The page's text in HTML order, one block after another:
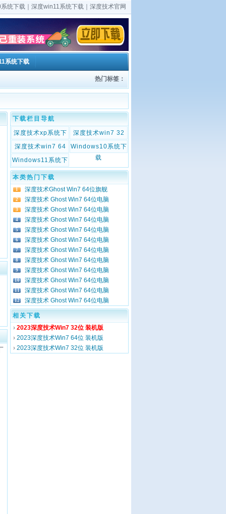
统下载｜深度win11系统下载｜深度技术官网
系统下载
热门标签：
下载栏目导航
深度技术xp系统下
载
深度技术win7 32
系统
深度技术win7 64
系统
Windows10系统下
载
Windows11系统下
载
本类热门下载
1 深度技术Ghost Win7 64位旗舰
2 深度技术 Ghost Win7 64位电脑
3 深度技术 Ghost Win7 64位电脑
4 深度技术 Ghost Win7 64位电脑
5 深度技术 Ghost Win7 64位电脑
6 深度技术 Ghost Win7 64位电脑
7 深度技术 Ghost Win7 64位电脑
8 深度技术 Ghost Win7 64位电脑
9 深度技术 Ghost Win7 64位电脑
10 深度技术 Ghost Win7 64位电脑
11 深度技术 Ghost Win7 64位电脑
12 深度技术 Ghost Win7 64位电脑
相关下载
› 2023深度技术Win7 32位 装机版
› 2023深度技术Win7 64位 装机版
› 2023深度技术Win7 32位 装机版